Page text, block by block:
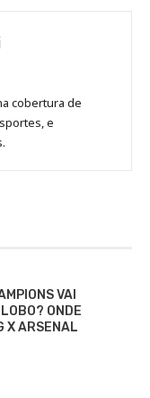
cobertura de
e
VAI
ONDE
X ARSENAL